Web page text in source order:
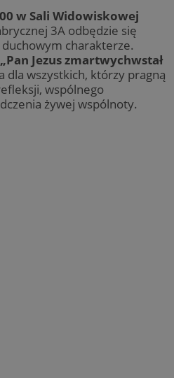
w Sali Widowiskowej
3A odbędzie się
charakterze.
Jezus zmartwychwstał
dla wszystkich, którzy pragną
wspólnego
żywej wspólnoty.